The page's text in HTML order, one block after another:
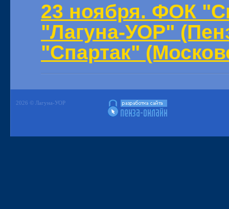
23 ноября. ФОК
"Лагуна-УОР"
"Спартак"
2026 © Лагуна-УОР